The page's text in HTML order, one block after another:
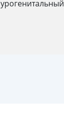
урогенитальный